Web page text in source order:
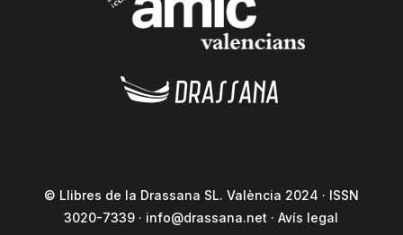
© Llibres de la Drassana SL. València 2024 · ISSN
3020-7339 · info@drassana.net ·Avís legal